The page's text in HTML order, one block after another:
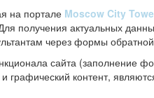
на портале Moscow City
получения актуальных
через формы
сайта (заполнение
графический контент,